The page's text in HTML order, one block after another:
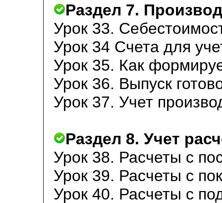
Раздел 7.
Урок 33.
Урок 34 Счета для
Урок 35. Как
Урок 36. Выпуск
Урок 37. Учет
Раздел 8. Учет
Урок 38. Расчеты с
Урок 39. Расчеты с
Урок 40. Расчеты с